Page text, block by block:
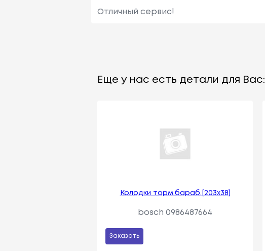
Отличный сервис!
Еще у нас есть детали для Вас:
Колодки торм.бараб.[203x38]
bosch 0986487664
Заказать